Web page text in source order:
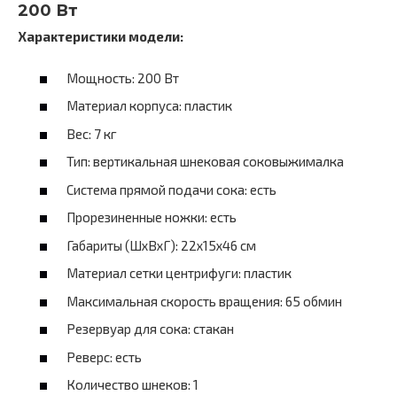
200 Вт
Характеристики модели:
Мощность: 200 Вт
Материал корпуса: пластик
Вес: 7 кг
Тип: вертикальная шнековая соковыжималка
Система прямой подачи сока: есть
Прорезиненные ножки: есть
Габариты (ШхВхГ): 22x15x46 см
Материал сетки центрифуги: пластик
Максимальная скорость вращения: 65 обмин
Резервуар для сока: стакан
Реверс: есть
Количество шнеков: 1